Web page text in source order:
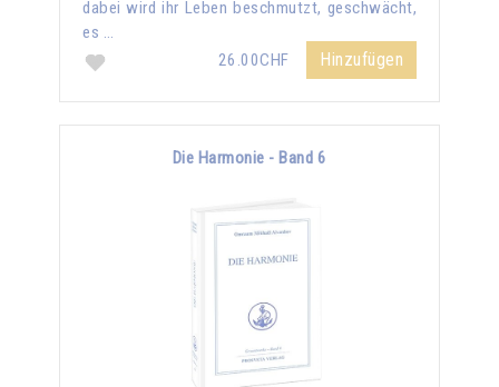
dabei wird ihr Leben beschmutzt, geschwächt,
es …
26.00CHF
Hinzufügen
Die Harmonie - Band 6